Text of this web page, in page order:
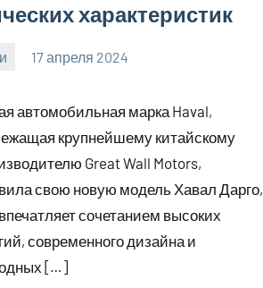
характеристик
17 апреля 2024
автомобильная марка Haval,
крупнейшему китайскому
Great Wall Motors,
свою новую модель Хавал Дарго,
сочетанием высоких
современного дизайна и
[…]